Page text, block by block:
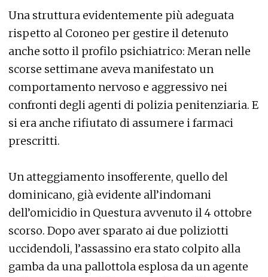
Una struttura evidentemente più adeguata
rispetto al Coroneo per gestire il detenuto
anche sotto il profilo psichiatrico: Meran nelle
scorse settimane aveva manifestato un
comportamento nervoso e aggressivo nei
confronti degli agenti di polizia penitenziaria. E
si era anche rifiutato di assumere i farmaci
prescritti.
Un atteggiamento insofferente, quello del
dominicano, già evidente all’indomani
dell’omicidio in Questura avvenuto il 4 ottobre
scorso. Dopo aver sparato ai due poliziotti
uccidendoli, l’assassino era stato colpito alla
gamba da una pallottola esplosa da un agente